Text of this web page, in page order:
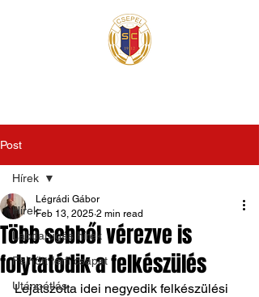
Post
Hírek
Labdarúgás hírek
Felnőtt férfi csapat
Utánpótlás
Hírek
Több sebből vérezve is
folytatódik a felkészülés
Légrádi Gábor
Feb 13, 2025 2 min read
Lejátszotta idei negyedik felkészülési